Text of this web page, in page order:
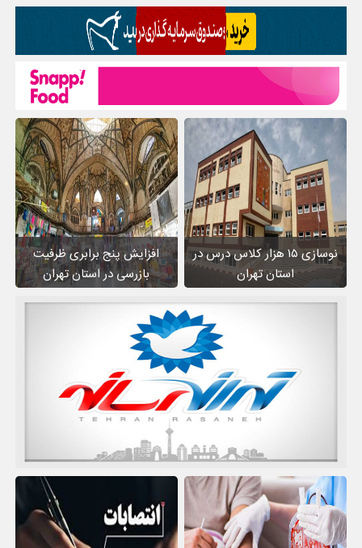
نوسازی ۱۵ هزار کلاس درس در
استان تهران
افزایش پنج برابری ظرفیت
بازرسی در استان تهران